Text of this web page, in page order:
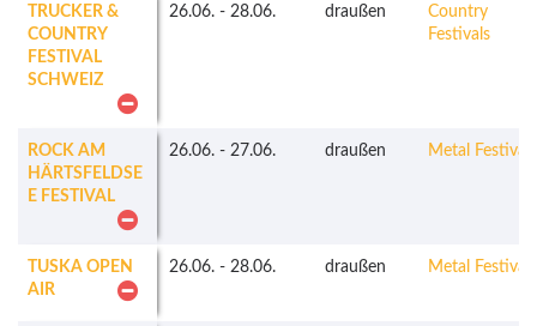
TRUCKER &
COUNTRY
FESTIVAL
SCHWEIZ
26.06. - 28.06. draußen
Country
Festivals
ROCK AM
HÄRTSFELDSE
E FESTIVAL
26.06. - 27.06. draußen Metal Festivals
TUSKA OPEN
AIR
26.06. - 28.06. draußen Metal Festivals